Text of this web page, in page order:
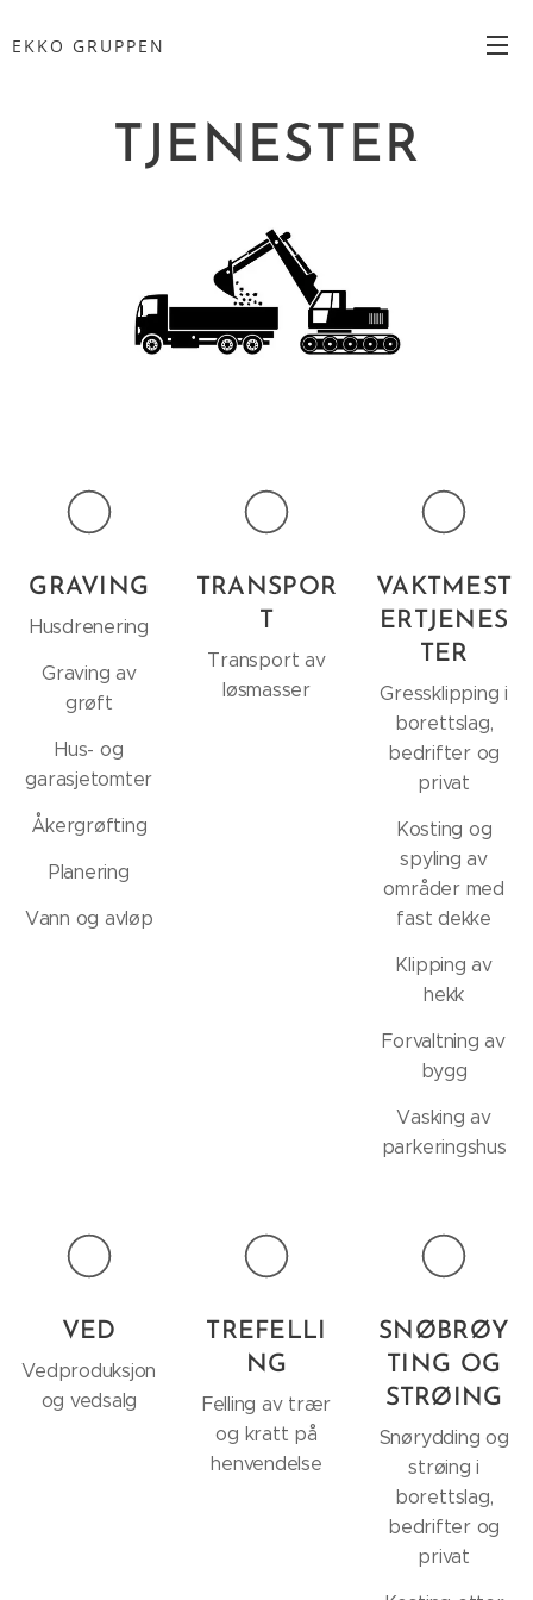
EKKO GRUPPEN
TJENESTER
GRAVING
Husdrenering
Graving av
grøft
Hus- og
garasjetomter
Åkergrøfting
Planering
Vann og avløp
TRANSPOR
T
Transport av
løsmasser
VAKTMEST
ERTJENES
TER
Gressklipping i
borettslag,
bedrifter og
privat
Kosting og
spyling av
områder med
fast dekke
Klipping av
hekk
Forvaltning av
bygg
Vasking av
parkeringshus
VED
Vedproduksjon
og vedsalg
TREFELLI
NG
Felling av trær
og kratt på
henvendelse
SNØBRØY
TING OG
STRØING
Snørydding og
strøing i
borettslag,
bedrifter og
privat